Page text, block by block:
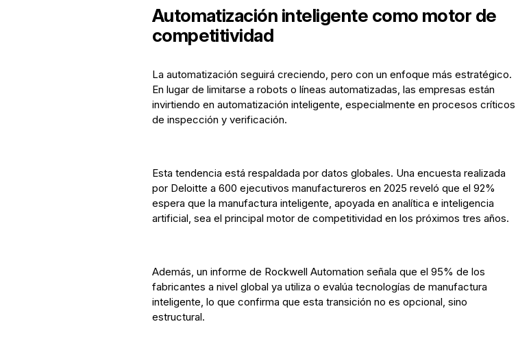
Automatización inteligente como motor de
competitividad
La automatización seguirá creciendo, pero con un enfoque más estratégico.
En lugar de limitarse a robots o líneas automatizadas, las empresas están
invirtiendo en automatización inteligente, especialmente en procesos críticos
de inspección y verificación.
Esta tendencia está respaldada por datos globales. Una encuesta realizada
por Deloitte a 600 ejecutivos manufactureros en 2025 reveló que el 92%
espera que la manufactura inteligente, apoyada en analítica e inteligencia
artificial, sea el principal motor de competitividad en los próximos tres años.
Además, un informe de Rockwell Automation señala que el 95% de los
fabricantes a nivel global ya utiliza o evalúa tecnologías de manufactura
inteligente, lo que confirma que esta transición no es opcional, sino
estructural.